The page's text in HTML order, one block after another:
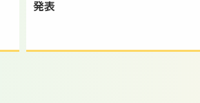
発表